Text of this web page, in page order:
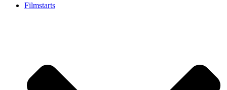
Filmstarts